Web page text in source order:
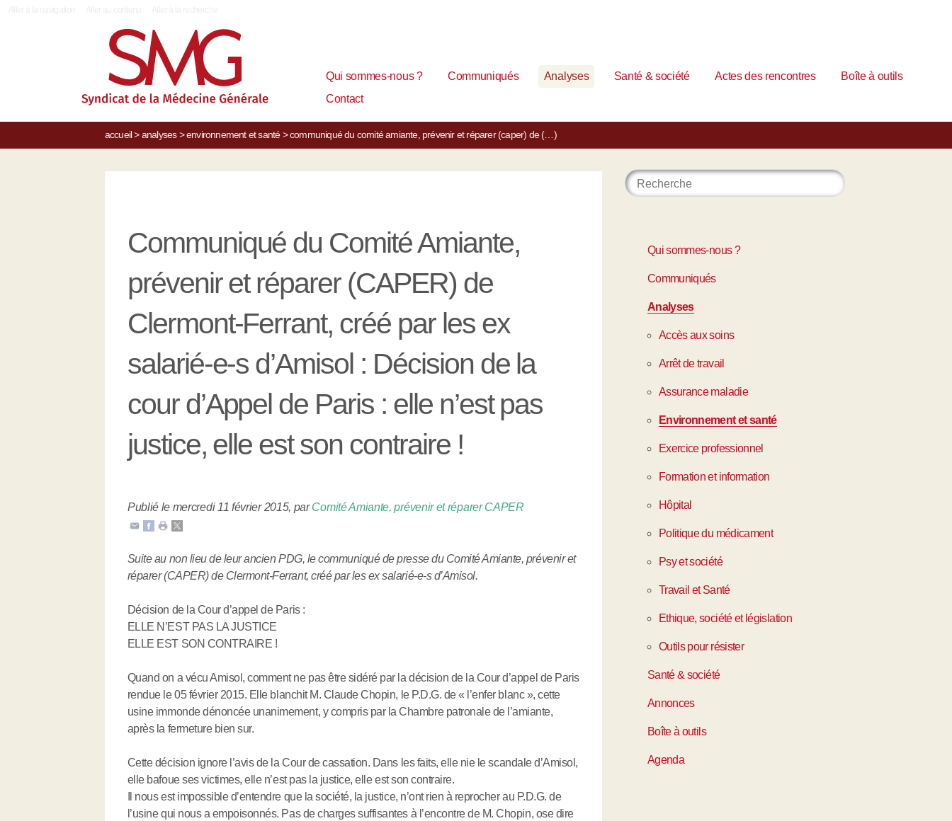
Qui sommes-nous ? Communiqués Analyses Santé & société Actes des rencontres
Boîte à outils
Contact
accueil> analyses> environnement et santé> communiqué du comité amiante, prévenir et réparer (caper) de (…)
Communiqué du Comité Amiante,
prévenir et réparer (CAPER) de
Clermont-Ferrant, créé par les ex
salarié-e-s d’Amisol : Décision de la
cour d’Appel de Paris : elle n’est pas
justice, elle est son contraire !
Publié le mercredi 11 février 2015, parComité Amiante, prévenir et réparer CAPER
Suite au non lieu de leur ancien PDG, le communiqué de presse du Comité Amiante, prévenir et
réparer (CAPER) de Clermont-Ferrant, créé par les ex salarié-e-s d’Amisol.
Décision de la Cour d’appel de Paris :
ELLE N’EST PAS LA JUSTICE
ELLE EST SON CONTRAIRE !
Quand on a vécu Amisol, comment ne pas être sidéré par la décision de la Cour d’appel de Paris
rendue le 05 février 2015. Elle blanchit M. Claude Chopin, le P.D.G. de « l’enfer blanc », cette
usine immonde dénoncée unanimement, y compris par la Chambre patronale de l’amiante,
après la fermeture bien sur.
Cette décision ignore l’avis de la Cour de cassation. Dans les faits, elle nie le scandale d’Amisol,
elle bafoue ses victimes, elle n’est pas la justice, elle est son contraire.
Il nous est impossible d’entendre que la société, la justice, n’ont rien à reprocher au P.D.G. de
l’usine qui nous a empoisonnés. Pas de charges suffisantes à l’encontre de M. Chopin, ose dire
Qui sommes-nous ?
Communiqués
Analyses
Accès aux soins
Arrêt de travail
Assurance maladie
Environnement et santé
Exercice professionnel
Formation et information
Hôpital
Politique du médicament
Psy et société
Travail et Santé
Ethique, société et législation
Outils pour résister
Santé & société
Annonces
Boîte à outils
Agenda